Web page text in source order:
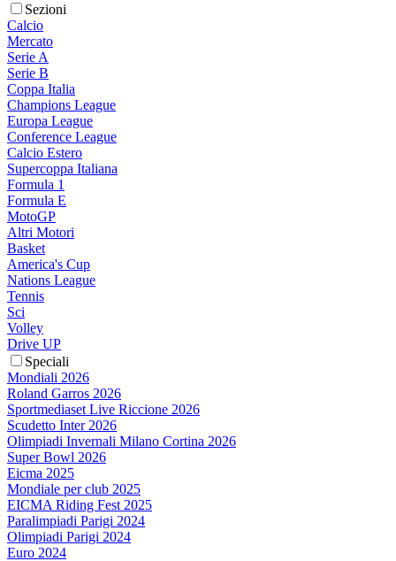
Sezioni
Calcio
Mercato
Serie A
Serie B
Coppa Italia
Champions League
Europa League
Conference League
Calcio Estero
Supercoppa Italiana
Formula 1
Formula E
MotoGP
Altri Motori
Basket
America's Cup
Nations League
Tennis
Sci
Volley
Drive UP
Speciali
Mondiali 2026
Roland Garros 2026
Sportmediaset Live Riccione 2026
Scudetto Inter 2026
Olimpiadi Invernali Milano Cortina 2026
Super Bowl 2026
Eicma 2025
Mondiale per club 2025
EICMA Riding Fest 2025
Paralimpiadi Parigi 2024
Olimpiadi Parigi 2024
Euro 2024